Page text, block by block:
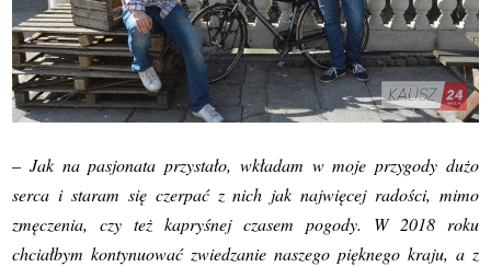
– Jak na pasjonata przystało, wkładam w moje przygody dużo
serca i staram się czerpać z nich jak najwięcej radości, mimo
zmęczenia, czy też kapryśnej czasem pogody. W 2018 roku
chciałbym kontynuować zwiedzanie naszego pięknego kraju, a z